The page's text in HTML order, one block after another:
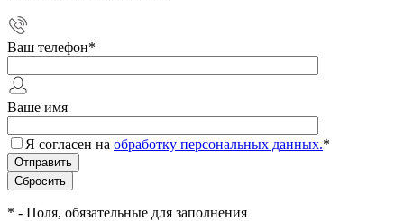
Ваш телефон*
Ваше имя
Я согласен на обработку персональных данных.*
* - Поля, обязательные для заполнения